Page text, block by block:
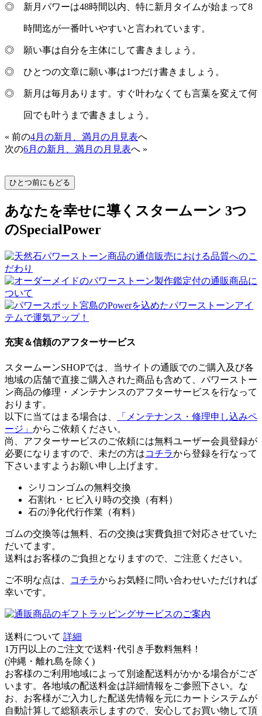
◎ 新月パワーは48時間以内、特に新月タイムが始まって8
時間迄が一番叶いやすいと言われています。
◎ 願い事は自分を主体にして書きましょう。
◎ ひとつの文章に願い事は1つだけ書きましょう。
◎ 新月は毎月あります。すぐ叶わなくても言葉を変えて何
回でも叶うまで書きましょう。
« 前の4月の新月、満月の月見表へ
次の6月の新月、満月の月見表へ »
あなたを幸せに導くスタームーン 3つ
のSpecialPower
充実＆信頼のアフターサービス
スタームーンSHOPでは、当サイトの通販でのご購入及び各
地域の店舗で直接ご購入された商品も含めて、パワーストー
ン商品の修理・メンテナンスのアフターサービスを行なって
おります。
以下に当てはまる場合は、
「メンテナンス・修理申し込みペ
ージ」 からご依頼ください。
尚、アフターサービスのご依頼には無料ユーザー会員登録が
必要になりますので、未だの方はコチラから登録を行なって
下さいますようお願い申し上げます。
シリコンゴムの無料交換
石割れ・ヒビ入り時の交換（有料）
石の浄化代行作業（有料）
ゴムの交換等は無料、石の交換は実費負担で対応させていた
だいてます。
送料はお客様のご負担となりますので、ご注意ください。
ご不明な点は、 コチラからお気軽に問い合わせいただければ
幸いです。
送料について 詳細
1万円以上のご注文で送料･代引き手数料無料 ！
(沖縄・離れ島を除く)
お客様のご利用地域によって別途配送料がかかる場合がござ
います。各地域の配送料金は詳細情報をご参照下さい。な
お、お客様がご入力した配送先情報を元にカートシステムが
自動計算して総額表示しますので、安心してお買い物して頂